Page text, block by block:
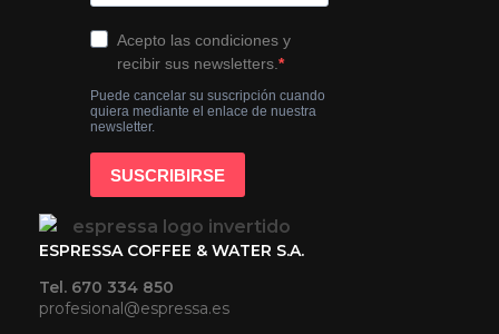
ESPRESSA COFFEE & WATER S.A.
Tel. 670 334 850
profesional@espressa.es